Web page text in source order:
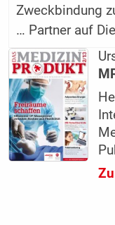
Zweckbindung
… Partner auf